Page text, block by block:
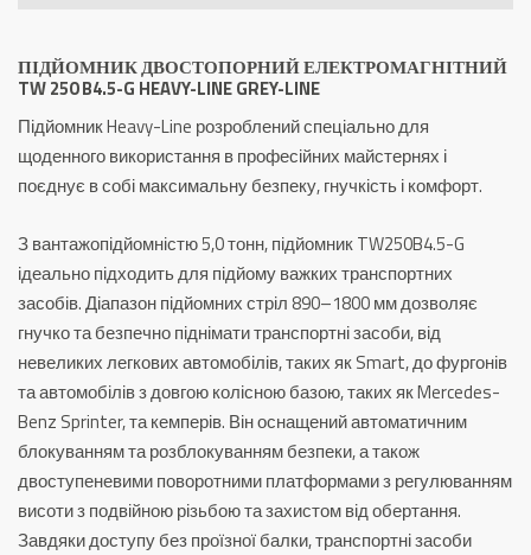
G
Line
Grey-
Line
ПІДЙОМНИК ДВОСТОПОРНИЙ ЕЛЕКТРОМАГНІТНИЙ
TW 250 B4.5-G HEAVY-LINE GREY-LINE
Підйомник Heavy-Line розроблений спеціально для
щоденного використання в професійних майстернях і
поєднує в собі максимальну безпеку, гнучкість і комфорт.
З вантажопідйомністю 5,0 тонн, підйомник TW250B4.5-G
ідеально підходить для підйому важких транспортних
засобів. Діапазон підйомних стріл 890–1800 мм дозволяє
гнучко та безпечно піднімати транспортні засоби, від
невеликих легкових автомобілів, таких як Smart, до фургонів
та автомобілів з довгою колісною базою, таких як Mercedes-
Benz Sprinter, та кемперів. Він оснащений автоматичним
блокуванням та розблокуванням безпеки, а також
двоступеневими поворотними платформами з регулюванням
висоти з подвійною різьбою та захистом від обертання.
Завдяки доступу без проїзної балки, транспортні засоби